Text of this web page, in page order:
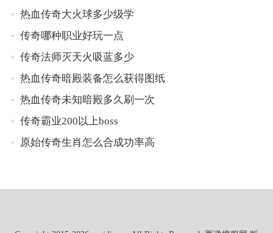
热血传奇大火球多少级学
传奇哪种职业好玩一点
传奇法师灭天火吸蓝多少
热血传奇暗殿装备怎么获得图纸
热血传奇未知暗殿多久刷一次
传奇霸业200以上boss
原始传奇生肖怎么合成功率高